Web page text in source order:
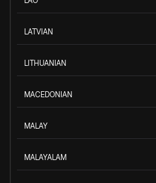
LATVIAN
LITHUANIAN
MACEDONIAN
MALAY
MALAYALAM